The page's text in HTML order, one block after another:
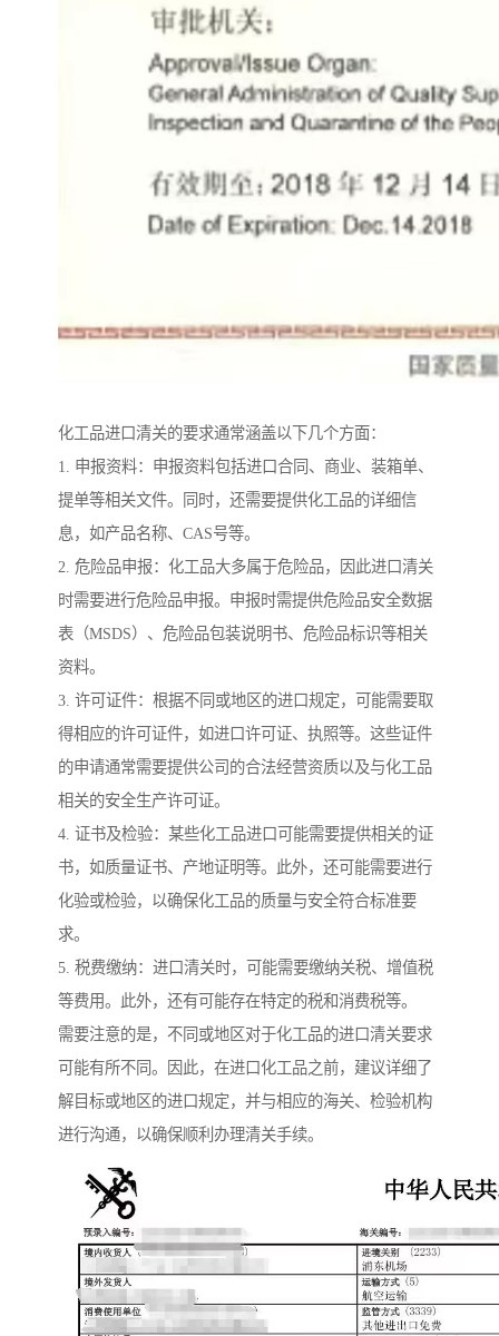
化工品进口清关的要求通常涵盖以下几个方面：
1. 申报资料：申报资料包括进口合同、商业、装箱单、
提单等相关文件。同时，还需要提供化工品的详细信
息，如产品名称、CAS号等。
2. 危险品申报：化工品大多属于危险品，因此进口清关
时需要进行危险品申报。申报时需提供危险品安全数据
表（MSDS）、危险品包装说明书、危险品标识等相关
资料。
3. 许可证件：根据不同或地区的进口规定，可能需要取
得相应的许可证件，如进口许可证、执照等。这些证件
的申请通常需要提供公司的合法经营资质以及与化工品
相关的安全生产许可证。
4. 证书及检验：某些化工品进口可能需要提供相关的证
书，如质量证书、产地证明等。此外，还可能需要进行
化验或检验，以确保化工品的质量与安全符合标准要
求。
5. 税费缴纳：进口清关时，可能需要缴纳关税、增值税
等费用。此外，还有可能存在特定的税和消费税等。
需要注意的是，不同或地区对于化工品的进口清关要求
可能有所不同。因此，在进口化工品之前，建议详细了
解目标或地区的进口规定，并与相应的海关、检验机构
进行沟通，以确保顺利办理清关手续。